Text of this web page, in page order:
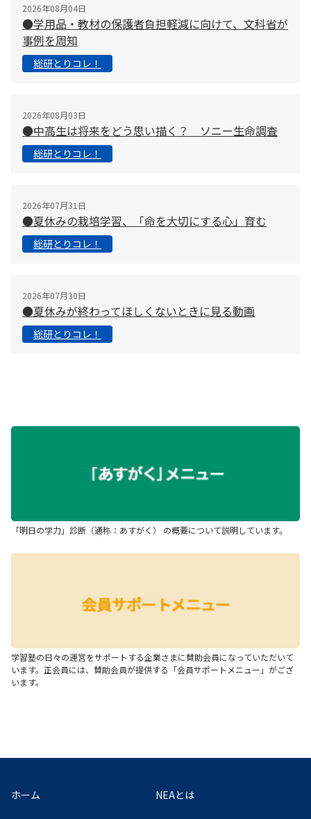
2026年08月04日
●学用品・教材の保護者負担軽減に向けて、文科省が
事例を周知
総研とりコレ！
2026年08月03日
●中高生は将来をどう思い描く？ ソニー生命調査
総研とりコレ！
2026年07月31日
●夏休みの栽培学習、「命を大切にする心」育む
総研とりコレ！
2026年07月30日
●夏休みが終わってほしくないときに見る動画
総研とりコレ！
「明日の学力」診断（通称：あすがく） の概要について説明しています。
学習塾の日々の運営をサポートする企業さまに賛助会員になっていただいて
います。正会員には、賛助会員が提供する「会員サポートメニュー」がござ
います。
ホーム NEAとは